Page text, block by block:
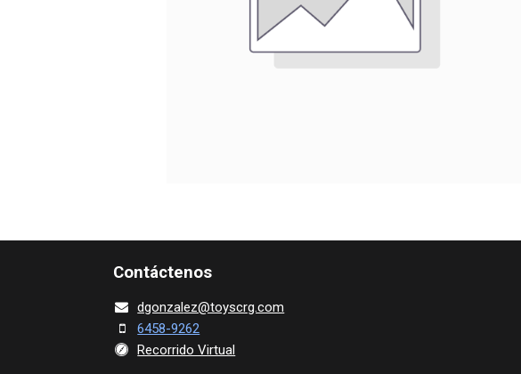
Contácte​nos
dgonza​lez@toy​scrg.c​o​m
6458-9262
Recorrido Virtual